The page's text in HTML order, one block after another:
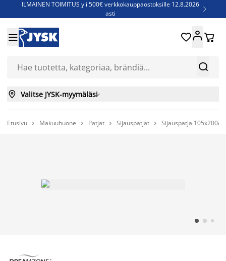
ILMAINEN TOIMITUS yli 500€ verkkokauppaostoksille 12.8.2026
asti

Jenkkisänkyjä - Säästä jopa 60%


 
 Valitse JYSK-myymäläsi
Etusivu  Makuuhuone  Patjat  Sijauspatjat  Sijauspatja